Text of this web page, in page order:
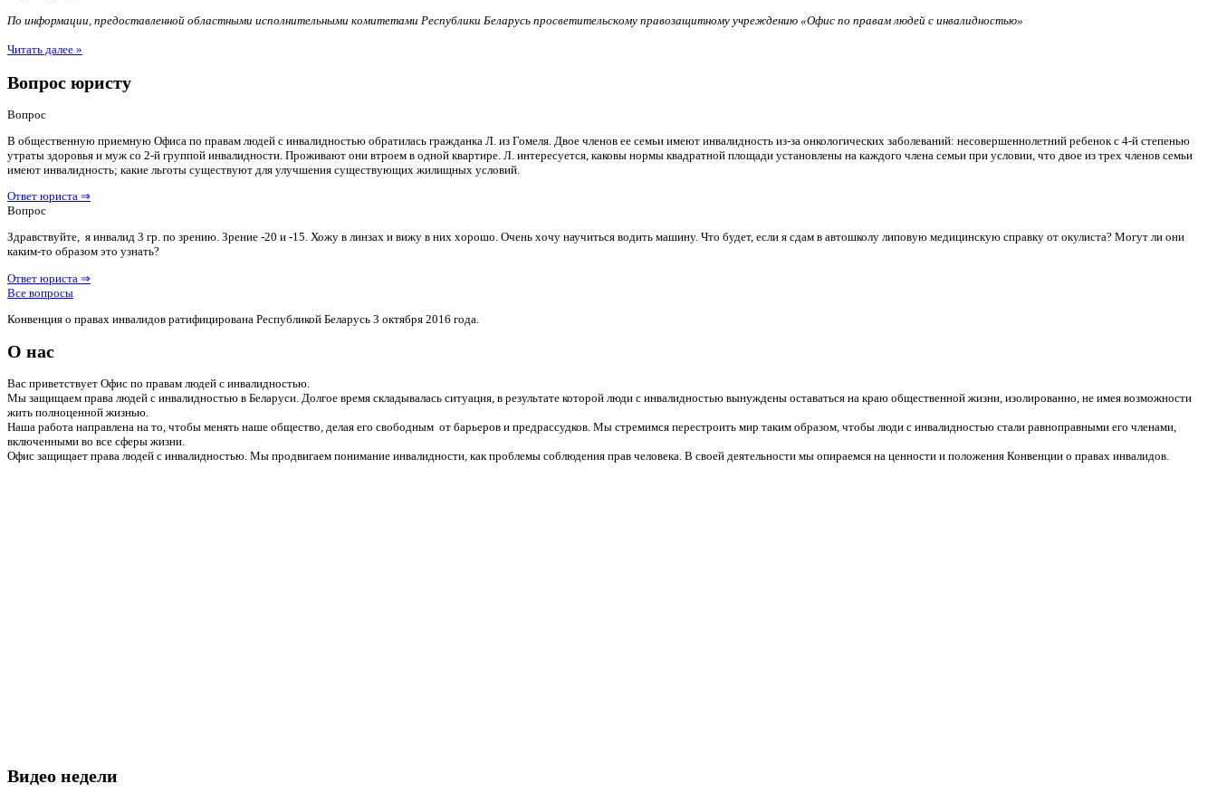
По информации, предоставленной областными исполнительными комитетами Республики Беларусь просветительскому правозащитному учреждению «Офис по правам людей с инвалидностью»
Читать далее »
Вопрос юристу
Вопрос
В общественную приемную Офиса по правам людей с инвалидностью обратилась гражданка Л. из Гомеля. Двое членов ее семьи имеют инвалидность из-за онкологических заболеваний: несовершеннолетний ребенок с 4-й степенью
утраты здоровья и муж со 2-й группой инвалидности. Проживают они втроем в одной квартире. Л. интересуется, каковы нормы квадратной площади установлены на каждого члена семьи при условии, что двое из трех членов семьи
имеют инвалидность; какие льготы существуют для улучшения существующих жилищных условий.
Ответ юриста ⇒
Вопрос
Здравствуйте, я инвалид 3 гр. по зрению. Зрение -20 и -15. Хожу в линзах и вижу в них хорошо. Очень хочу научиться водить машину. Что будет, если я сдам в автошколу липовую медицинскую справку от окулиста? Могут ли они
каким-то образом это узнать?
Ответ юриста ⇒
Все вопросы
Конвенция о правах инвалидов ратифицирована Республикой Беларусь 3 октября 2016 года.
О нас
Вас приветствует Офис по правам людей с инвалидностью.
Мы защищаем права людей с инвалидностью в Беларуси. Долгое время складывалась ситуация, в результате которой люди с инвалидностью вынуждены оставаться на краю общественной жизни, изолированно, не имея возможности
жить полноценной жизнью.
Наша работа направлена на то, чтобы менять наше общество, делая его свободным от барьеров и предрассудков. Мы стремимся перестроить мир таким образом, чтобы люди с инвалидностью стали равноправными его членами,
включенными во все сферы жизни.
Офис защищает права людей с инвалидностью. Мы продвигаем понимание инвалидности, как проблемы соблюдения прав человека. В своей деятельности мы опираемся на ценности и положения Конвенции о правах инвалидов.
Видео недели